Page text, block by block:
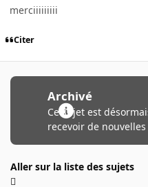
merciiiiiiiii
Citer
Archivé
Ce sujet est
recevoir de
Aller sur la liste des sujets